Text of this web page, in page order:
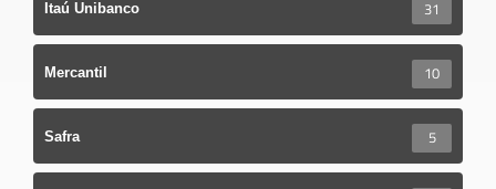
Itaú Unibanco 31
Mercantil 10
Safra 5